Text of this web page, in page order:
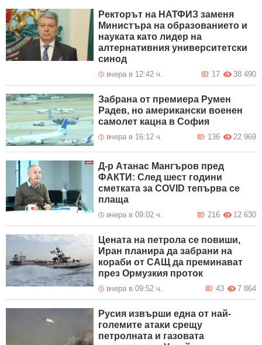
Ректорът на НАТФИЗ заменя
Министъра на образованието и
науката като лидер на
алтернативния университетски
синод
вчера в 12:42 ч. 38 490
17
Забрана от премиера Румен
Радев, но американски военен
самолет кацна в София
вчера в 16:12 ч. 22 969
136
Д-р Атанас Мангъров пред
ФАКТИ: След шест години
сметката за COVID тепърва се
плаща
вчера в 09:02 ч. 12 630
216
Цената на петрола се повиши,
Иран планира да забрани на
кораби от САЩ да преминават
през Ормузкия проток
вчера в 09:52 ч. 7 864
43
Русия извърши една от най-
големите атаки срещу
петролната и газовата